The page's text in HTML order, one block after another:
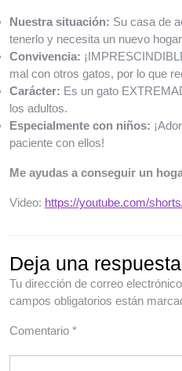
Nuestra situación: Su casa de
tenerlo y necesita un nuevo
Convivencia:
mal con otros gatos, por lo que
Carácter: Es un gato
los adultos.
Especialmente con niños:
paciente con ellos!
Me ayudas a conseguir un
Video: https://youtube.com/
Deja una respuesta
Tu dirección de correo
campos obligatorios están
Comentario *